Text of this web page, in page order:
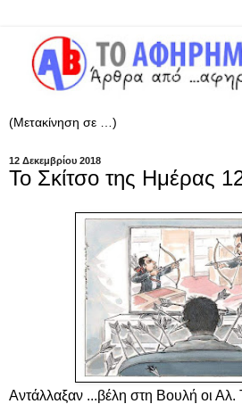
12 Δεκεμβρίου 2018
Το Σκίτσο της Ημέρας
Αντάλλαξαν ...βέλη στη Βουλή οι Αλ.